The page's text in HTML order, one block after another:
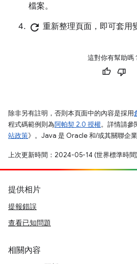
檔案。
refresh 重新整理頁面，即可套用
這對你有幫助嗎
除非另有註明，否則本頁面中的內容是採用
程式碼範例則為阿帕契 2.0 授權。詳情請參
站政策》。Java 是 Oracle 和/或其關聯企業
上次更新時間：2024-05-14 (世界標準時間)
提供相片
提報錯誤
查看已知問題
相關內容